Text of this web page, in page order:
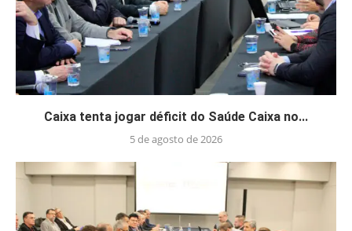
Caixa tenta jogar déficit do Saúde Caixa no...
5 de agosto de 2026